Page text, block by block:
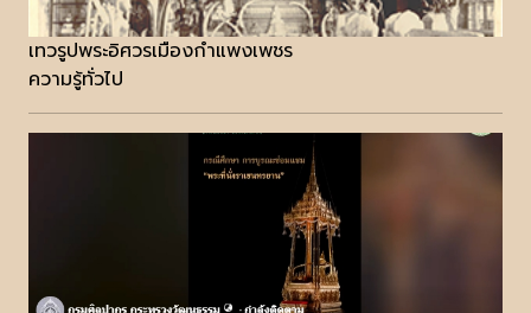
เทวรูปพระอิศวรเมืองกำแพงเพชร
ความรู้ทั่วไป